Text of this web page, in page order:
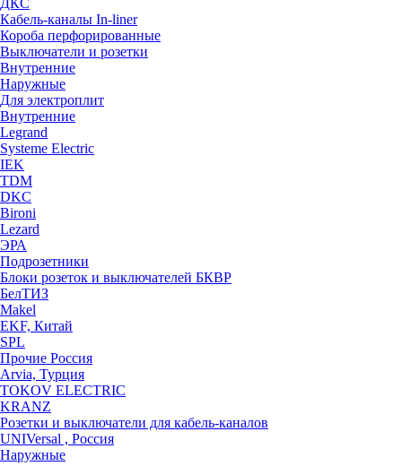
ДКС
Кабель-каналы In-liner
Короба перфорированные
Выключатели и розетки
Внутренние
Наружные
Для электроплит
Внутренние
Legrand
Systeme Electric
IEK
TDM
DKC
Bironi
Lezard
ЭРА
Подрозетники
Блоки розеток и выключателей БКВР
БелТИЗ
Makel
EKF, Китай
SPL
Прочие Россия
Arvia, Турция
TOKOV ELECTRIC
KRANZ
Розетки и выключатели для кабель-каналов
UNIVersal , Россия
Наружные